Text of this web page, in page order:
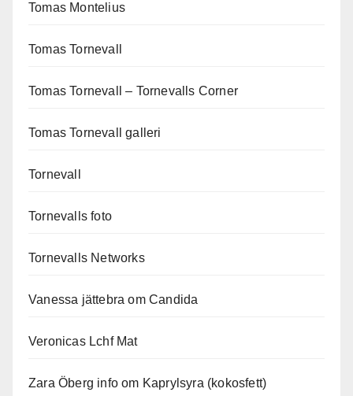
Tomas Montelius
Tomas Tornevall
Tomas Tornevall – Tornevalls Corner
Tomas Tornevall galleri
Tornevall
Tornevalls foto
Tornevalls Networks
Vanessa jättebra om Candida
Veronicas Lchf Mat
Zara Öberg info om Kaprylsyra (kokosfett)